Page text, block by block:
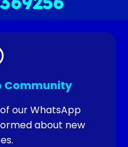
Community
our WhatsApp
about new